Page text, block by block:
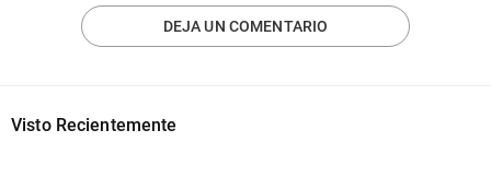
DEJA UN COMENTARIO
Visto Recientemente